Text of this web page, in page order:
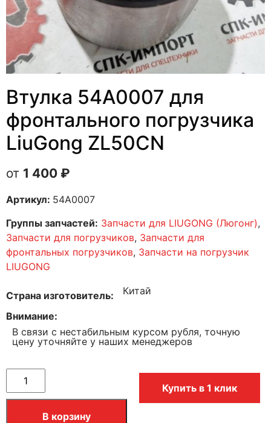
Втулка 54A0007 для
фронтального погрузчика
LiuGong ZL50CN
1 400 ₽
Артикул: 54A0007
Группы запчастей: Запчасти для LIUGONG (Люгонг),
Запчасти для погрузчиков, Запчасти для
фронтальных погрузчиков, Запчасти на погрузчик
LIUGONG
Страна изготовитель Китай
Внимание
В связи с нестабильным курсом рубля, точную
цену уточняйте у наших менеджеров
В корзину
Купить в 1 клик